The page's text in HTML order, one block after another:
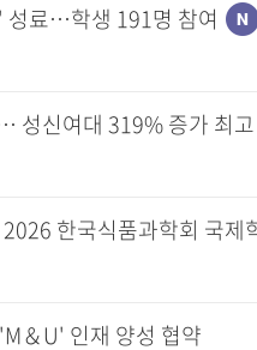
성료…학생 191명 참여
성신여대 319% 증가 최고
＆U' 인재 양성 협약